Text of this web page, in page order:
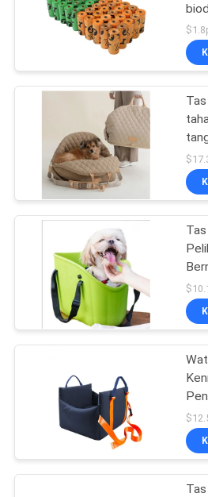
PRIVACY
Tali Traksi
Peliharaan
Kerah
Hewan
Mangkuk
Pengumpan
Peliharaan